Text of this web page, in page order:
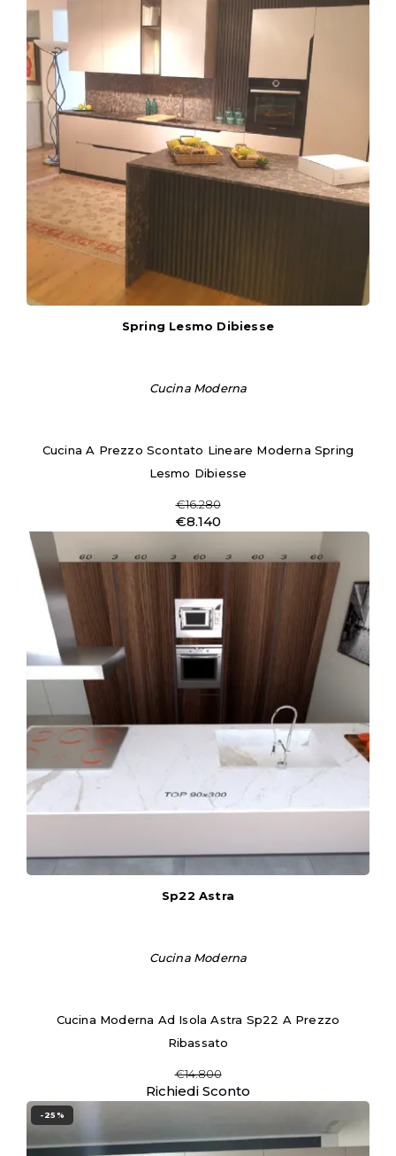
Spring Lesmo Dibiesse
Cucina Moderna
Cucina A Prezzo Scontato Lineare Moderna Spring
Lesmo Dibiesse
€16.280
€8.140
Sp22 Astra
Cucina Moderna
Cucina Moderna Ad Isola Astra Sp22 A Prezzo
Ribassato
€14.800
Richiedi Sconto
-25%